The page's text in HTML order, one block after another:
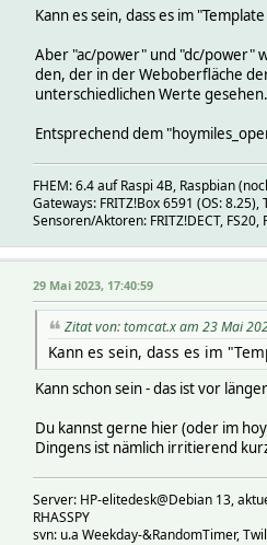
$DEVICETOPIC/relay/0/
$DEVICETOPIC/
$DEVICETOPIC/
$DEVICETOPIC/input_event/
$DEVICETOPIC/
$DEVICETOPIC/relay/0/
$DEVICETOPIC/longpush/
$DEVICETOPIC/info:.* {
attr
toggle:noArg
off:noArg $DEVICETOPIC/
on:noArg $DEVICETOPIC/
x_update:noArg
x_mqttcom $DEVICETOPIC/
attr
attr
wash:loadState:.off {
price:loadState:.off
time:loadState:.off
attr
Kann es sein, dass es im
Aber "ac/power" und "dc/power"
den, der in der Weboberfläche
unterschiedlichen Werte gesehen.
Entsprechend dem
FHEM: 6.4 auf Raspi 4B, Raspbian
Gateways: FRITZ!Box 6591 (OS:
Sensoren/Aktoren: FRITZ!DECT,
29 Mai 2023, 17:40:59
Zitat von: tomcat.x am 23 Mai
Kann es sein, dass es im
Kann schon sein - das ist vor
Du kannst gerne hier (oder im
Dingens ist nämlich irritierend
Server: HP-elitedesk@Debian 13,
RHASSPY
svn: u.a Weekday-&RandomTimer,